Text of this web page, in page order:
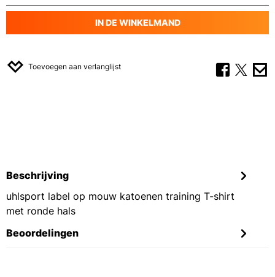
IN DE WINKELMAND
Toevoegen aan verlanglijst
Beschrijving
uhlsport label op mouw katoenen training T-shirt
met ronde hals
Beoordelingen